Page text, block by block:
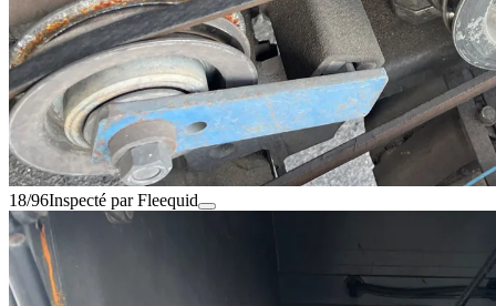
18/96Inspecté par Fleequid